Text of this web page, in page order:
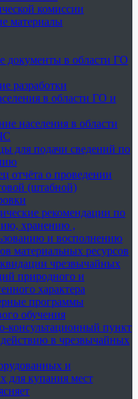
комиссии
материалы
документы в области ГО
разработки
в области ГО и
населения в области
для подачи сведений по
отчёта о проведении
(штабной)
рекомендации по
хранению ,
и восполнению
материальных ресурсов
чрезвычайных
природного и
характера
программы
обучения
консультационный пункт
в чрезвычайных
и
для купания мест